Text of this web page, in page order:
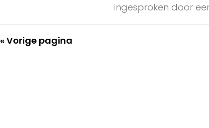
ingesproken door
« Vorige pagina